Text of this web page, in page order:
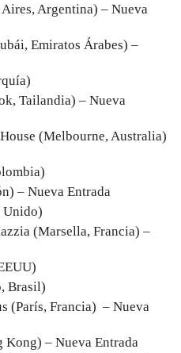
Argentina) – Nueva
Emiratos Árabes) –
Tailandia) – Nueva
(Melbourne, Australia)
– Nueva Entrada
Unido)
(Marsella, Francia) –
Brasil)
(París, Francia) – Nueva
Kong) – Nueva Entrada